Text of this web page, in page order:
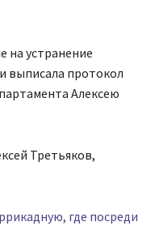
на устранение
выписала протокол
Алексею
Третьяков,
где посреди